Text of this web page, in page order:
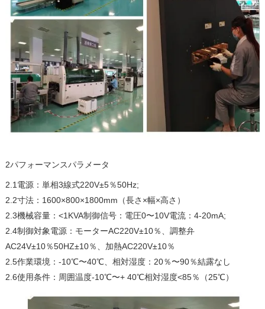
2パフォーマンスパラメータ
2.1電源：単相3線式220V±5％50Hz;
2.2寸法：1600×800×1800mm（長さ×幅×高さ）
2.3機械容量：<1KVA制御信号：電圧0〜10V電流：4-20mA;
2.4制御対象電源：モーターAC220V±10％、調整弁
AC24V±10％50HZ±10％、加熱AC220V±10％
2.5作業環境：-10℃〜40℃、相対湿度：20％〜90％結露なし
2.6使用条件：周囲温度-10℃〜+ 40℃相対湿度<85％（25℃）